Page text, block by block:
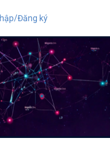
Đăng ký